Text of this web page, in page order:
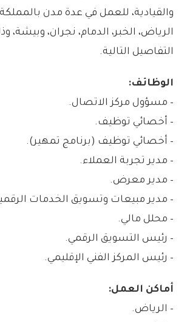
والقيادية، للعمل في عدة مدن
الرياض، الخبر، الدمام، نجران، وبيشة،
التفاصيل التالية.
الوظائف:
– مسؤول مركز الاتصال.
– أخصائي توظيف.
– أخصائي توظيف (برنامج تمهير).
– مدير تجربة العملاء.
– مدير معرض.
– مدير مبيعات وتسويق الخدمات
– محلل مالي.
– رئيس التسويق الرقمي.
– رئيس المركز الفني الإقليمي.
أماكن العمل:
– الرياض.